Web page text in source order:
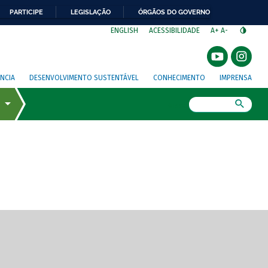
PARTICIPE LEGISLAÇÃO ÓRGÃOS DO GOVERNO
ENGLISH ACESSIBILIDADE A+ A-
DESENVOLVIMENTO SUSTENTÁVEL CONHECIMENTO IMPRENSA
de tela